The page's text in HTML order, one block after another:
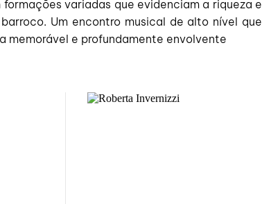
variadas que evidenciam a riqueza e
Um encontro musical de alto nível que
memorável e profundamente envolvente